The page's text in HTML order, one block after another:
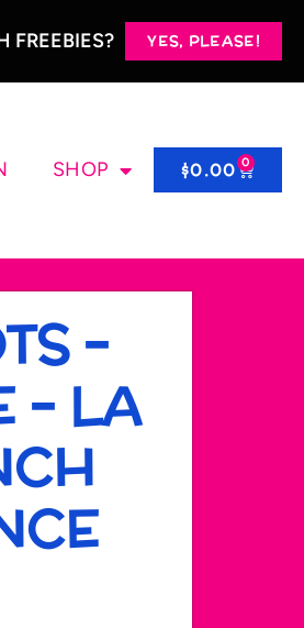
FREEBIES? YES, PLEASE!
SHOP $0.00 0
–
– LA